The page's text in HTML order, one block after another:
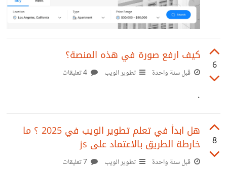
6
كيف ارفع صورة في هذه المنصة؟
قبل سنة واحدة تطوير الويب
.
8
هل ابدأ في تعلم تطوير الويب في 2025 ؟ ما
خارطة الطريق بالاعتماد على js
قبل سنة واحدة تطوير الويب